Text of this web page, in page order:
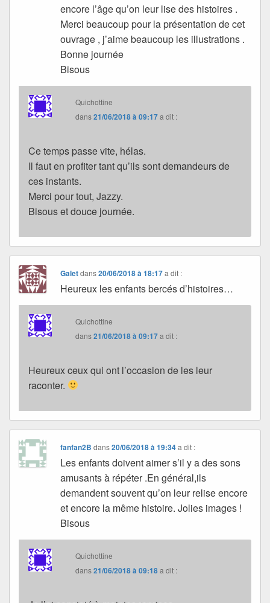
encore l’âge qu’on leur lise des histoires .
Merci beaucoup pour la présentation de cet
ouvrage , j’aime beaucoup les illustrations .
Bonne journée
Bisous
Quichottine
dans21/06/2018 à 09:17a dit :
Ce temps passe vite, hélas.
Il faut en profiter tant qu’ils sont demandeurs de
ces instants.
Merci pour tout, Jazzy.
Bisous et douce journée.
Galetdans20/06/2018 à 18:17 a dit :
Heureux les enfants bercés d’histoires…
Quichottine
dans21/06/2018 à 09:17a dit :
Heureux ceux qui ont l’occasion de les leur
raconter.
fanfan2B dans20/06/2018 à 19:34 a dit :
Les enfants doivent aimer s’il y a des sons
amusants à répéter .En général,ils
demandent souvent qu’on leur relise encore
et encore la même histoire. Jolies images !
Bisous
Quichottine
dans21/06/2018 à 09:18a dit :